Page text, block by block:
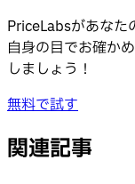
PriceLabsがあなた
自身の目でお確か
しましょう！
無料で試す
関連記事